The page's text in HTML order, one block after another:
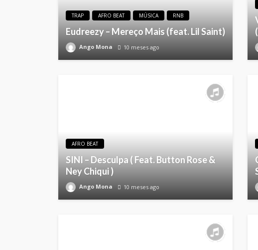
TRAP AFRO BEAT MÚSICA RNB
Eudreezy – Mereço Mais (feat. Lil Saint)
Ango Mona 10 meses ago
AFRO BEAT
SINI – Desculpa ( Feat. Button Rose &
Ney Chiqui )
Ango Mona 10 meses ago